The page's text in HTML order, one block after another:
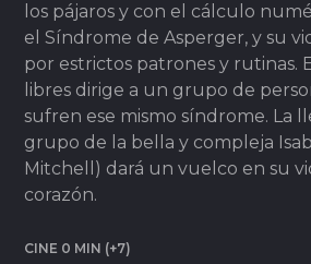
los pájaros y con el cálculo
el Síndrome de Asperger, y su
por estrictos patrones y rutinas.
libres dirige a un grupo de
sufren ese mismo síndrome. La
grupo de la bella y compleja
Mitchell) dará un vuelco en su
corazón.
CINE 0 MIN (+7)